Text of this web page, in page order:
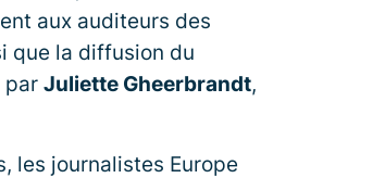
aux auditeurs des
que la diffusion du
parJuliette Gheerbrandt,
les journalistes Europe